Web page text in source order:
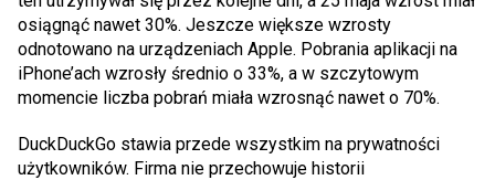
osiągnąć nawet 30%. Jeszcze większe wzrosty
odnotowano na urządzeniach Apple. Pobrania aplikacji na
iPhone’ach wzrosły średnio o 33%, a w szczytowym
momencie liczba pobrań miała wzrosnąć nawet o 70%.
DuckDuckGo stawia przede wszystkim na prywatności
użytkowników. Firma nie przechowuje historii